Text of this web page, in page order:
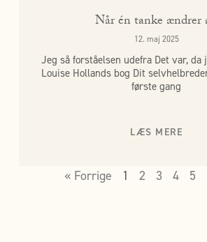
Når én tanke ændrer
12. maj 2025
Jeg så forståelsen udefra Det var,
Louise Hollands bog Dit
første gang
LÆS MERE
« Forrige 1 2 3 4 5